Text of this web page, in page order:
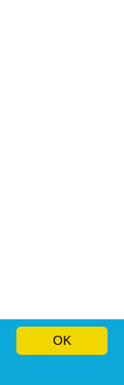
OK